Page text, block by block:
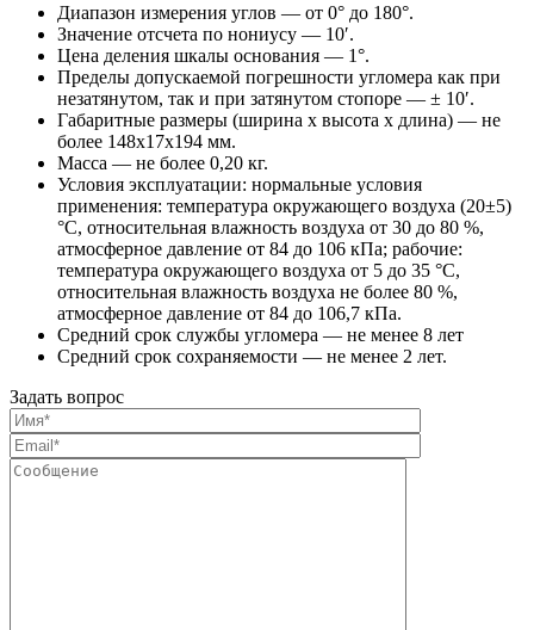
Диапазон измерения углов — от 0° до 180°.
Значение отсчета по нониусу — 10′.
Цена деления шкалы основания — 1°.
Пределы допускаемой погрешности угломера как при
незатянутом, так и при затянутом стопоре — ± 10′.
Габаритные размеры (ширина х высота х длина) — не
более 148х17х194 мм.
Масса — не более 0,20 кг.
Условия эксплуатации: нормальные условия
применения: температура окружающего воздуха (20±5)
°С, относительная влажность воздуха от 30 до 80 %,
атмосферное давление от 84 до 106 кПа; рабочие:
температура окружающего воздуха от 5 до 35 °С,
относительная влажность воздуха не более 80 %,
атмосферное давление от 84 до 106,7 кПа.
Средний срок службы угломера — не менее 8 лет
Средний срок сохраняемости — не менее 2 лет.
Задать вопрос